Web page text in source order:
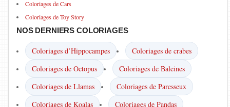
Coloriages de Cars
Coloriages de Toy Story
NOS DERNIERS COLORIAGES
Coloriages d’Hippocampes
Coloriages de crabes
Coloriages de Octopus
Coloriages de Baleines
Coloriages de Llamas
Coloriages de Paresseux
Coloriages de Koalas
Coloriages de Pandas